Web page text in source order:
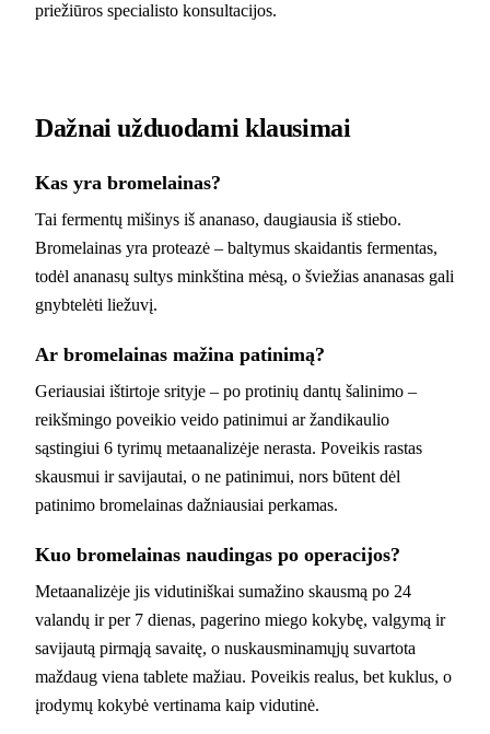
priežiūros specialisto konsultacijos.
Dažnai užduodami klausimai
Kas yra bromelainas?
Tai fermentų mišinys iš ananaso, daugiausia iš stiebo.
Bromelainas yra proteazė – baltymus skaidantis fermentas,
todėl ananasų sultys minkština mėsą, o šviežias ananasas gali
gnybtelėti liežuvį.
Ar bromelainas mažina patinimą?
Geriausiai ištirtoje srityje – po protinių dantų šalinimo –
reikšmingo poveikio veido patinimui ar žandikaulio
sąstingiui 6 tyrimų metaanalizėje nerasta. Poveikis rastas
skausmui ir savijautai, o ne patinimui, nors būtent dėl
patinimo bromelainas dažniausiai perkamas.
Kuo bromelainas naudingas po operacijos?
Metaanalizėje jis vidutiniškai sumažino skausmą po 24
valandų ir per 7 dienas, pagerino miego kokybę, valgymą ir
savijautą pirmąją savaitę, o nuskausminamųjų suvartota
maždaug viena tablete mažiau. Poveikis realus, bet kuklus, o
įrodymų kokybė vertinama kaip vidutinė.